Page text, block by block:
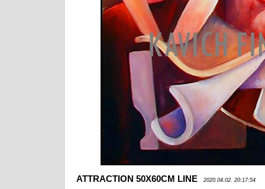
ATTRACTION 50X60CM LINE 2020.04.02. 20:17:54